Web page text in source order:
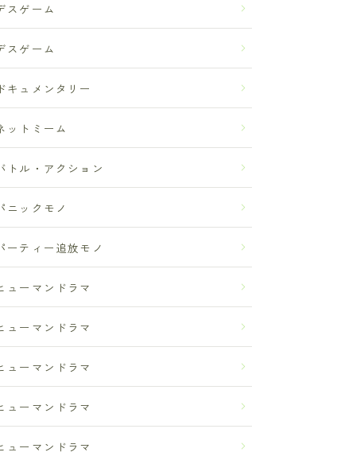
スゲーム
スゲーム
ドキュメンタリー
ットミーム
トル・アクション
ニックモノ
ーティー追放モノ
ューマンドラマ
ューマンドラマ
ューマンドラマ
ューマンドラマ
ューマンドラマ